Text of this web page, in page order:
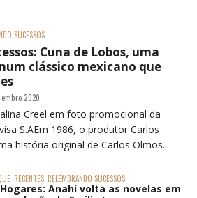
SUCESSOS
Cuna de Lobos, uma
clássico mexicano que
2020
Creel em foto promocional da
S.AEm 1986, o produtor Carlos
história original de Carlos Olmos...
RECENTES RELEMBRANDO SUCESSOS
Anahí volta as novelas em